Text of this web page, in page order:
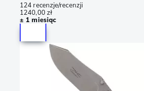
124 recenzje/recenzji
1240,00 zł
± 1 miesiąc